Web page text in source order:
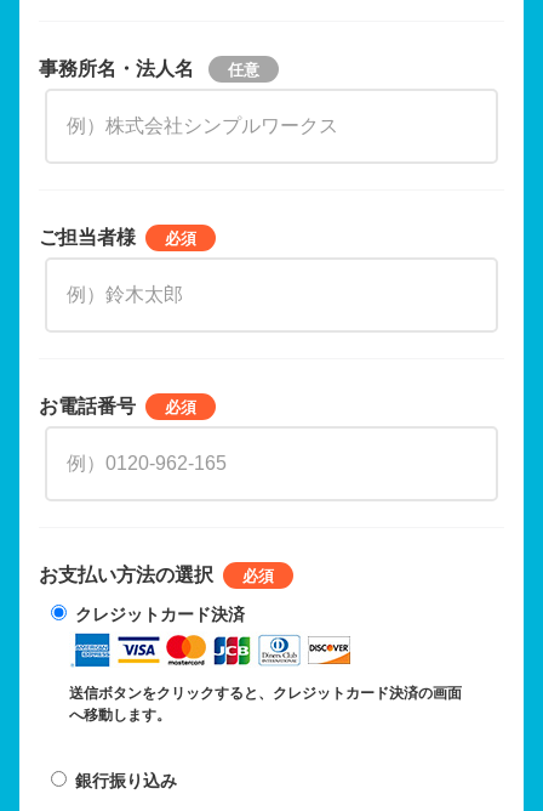
事務所名・法人名
ご担当者様
お電話番号
お支払い方法の選択
クレジットカード決済
送信ボタンをクリックすると、クレジットカード決済の画面
へ移動します。
銀行振り込み